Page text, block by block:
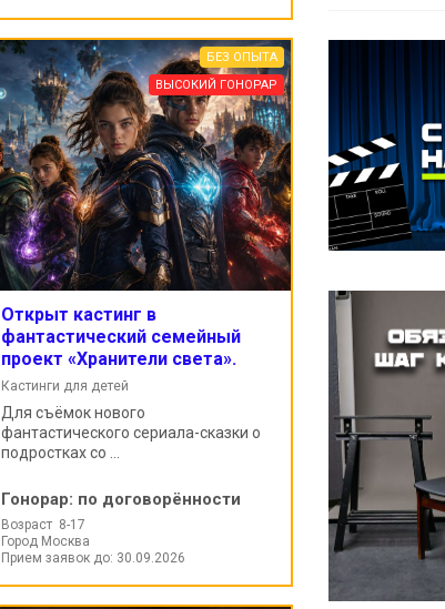
БЕЗ ОПЫТА
ВЫСОКИЙ ГОНОРАР
Открыт кастинг в
фантастический семейный
проект «Хранители света».
Кастинги для детей
Для съёмок нового
фантастического сериала-сказки о
подростках со ...
Гонорар: по договорённости
Возраст 8-17
Город Москва
Прием заявок до: 30.09.2026